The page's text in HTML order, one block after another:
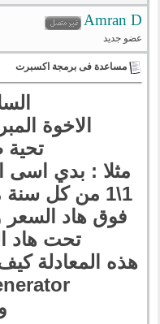
Amran D
عضو جديد
مساعدة فى برمجة اكسبرت
الاخوة
تحية
مثلا : بدي اسى
1\1 من كل
فوق هاد السعر
تحت هاد
هذه المعادلة